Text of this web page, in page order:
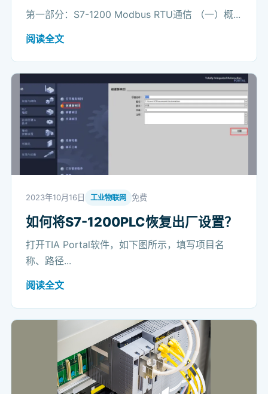
第一部分：S7-1200 Modbus RTU通信 （一）概...
阅读全文
2023年10月16日 工业物联网 免费
如何将S7-1200PLC恢复出厂设置？
打开TIA Portal软件，如下图所示，填写项目名
称、路径...
阅读全文